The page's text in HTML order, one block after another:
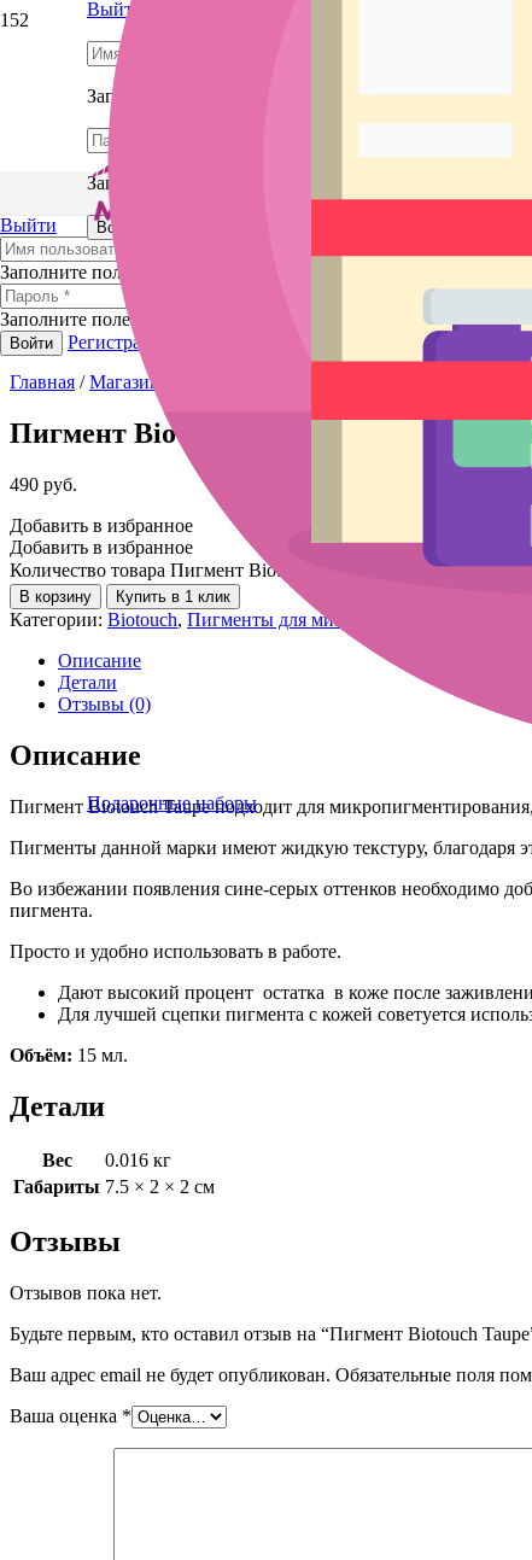
Выйти
Заполните поле
Заполните поле
Войти
Подарочные наборы
Выйти
Заполните поле
Заполните поле
Войти Регистрация
Главная /Магазин
Пигмент Biotouch Taupe
490 руб.
Добавить в избранное
Добавить в избранное
Количество товара Пигмент Biotouch Taupe
В корзину Купить в 1 клик
Категории: Biotouch, Пигменты для микроблейдинга
Описание
Детали
Отзывы (0)
Описание
Пигмент Biotouch Taupe подходит для
Пигменты данной марки имеют жидкую текстуру, благодаря
Во избежании появления сине-серых оттенков необходимо
пигмента.
Просто и удобно использовать в работе.
Дают высокий процент остатка в коже после
Для лучшей сцепки пигмента с кожей советуется
Объём: 15 мл.
Детали
Вес
0.016 кг
Габариты 7.5 × 2 × 2 см
Отзывы
Отзывов пока нет.
Будьте первым, кто оставил отзыв на “Пигмент Biotouch
Ваш адрес email не будет опубликован. Обязательные поля
Ваша оценка *